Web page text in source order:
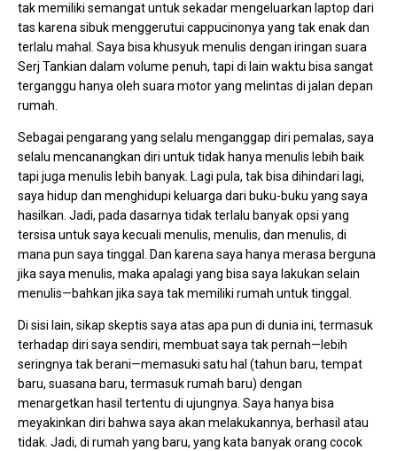
tak memiliki semangat untuk sekadar mengeluarkan laptop dari
tas karena sibuk menggerutui cappucinonya yang tak enak dan
terlalu mahal. Saya bisa khusyuk menulis dengan iringan suara
Serj Tankian dalam volume penuh, tapi di lain waktu bisa sangat
terganggu hanya oleh suara motor yang melintas di jalan depan
rumah.
Sebagai pengarang yang selalu menganggap diri pemalas, saya
selalu mencanangkan diri untuk tidak hanya menulis lebih baik
tapi juga menulis lebih banyak. Lagi pula, tak bisa dihindari lagi,
saya hidup dan menghidupi keluarga dari buku-buku yang saya
hasilkan. Jadi, pada dasarnya tidak terlalu banyak opsi yang
tersisa untuk saya kecuali menulis, menulis, dan menulis, di
mana pun saya tinggal. Dan karena saya hanya merasa berguna
jika saya menulis, maka apalagi yang bisa saya lakukan selain
menulis—bahkan jika saya tak memiliki rumah untuk tinggal.
Di sisi lain, sikap skeptis saya atas apa pun di dunia ini, termasuk
terhadap diri saya sendiri, membuat saya tak pernah—lebih
seringnya tak berani—memasuki satu hal (tahun baru, tempat
baru, suasana baru, termasuk rumah baru) dengan
menargetkan hasil tertentu di ujungnya. Saya hanya bisa
meyakinkan diri bahwa saya akan melakukannya, berhasil atau
tidak. Jadi, di rumah yang baru, yang kata banyak orang cocok